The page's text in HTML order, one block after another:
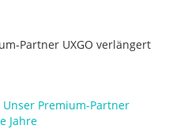
Partner UXGO verlängert
Premium-Partner
Jahre